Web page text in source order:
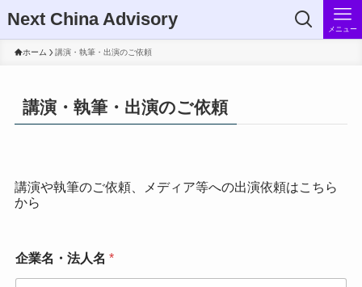
Next China Advisory メニュー
ホーム 講演・執筆・出演のご依頼
講演・執筆・出演のご依頼
講演や執筆のご依頼、メディア等への出演依頼はこちら
から
企業名・法人名 *